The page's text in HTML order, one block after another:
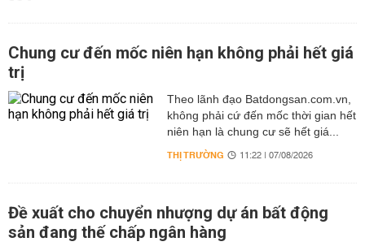
Chung cư đến mốc niên hạn không phải hết giá
trị
Theo lãnh đạo Batdongsan.com.vn,
không phải cứ đến mốc thời gian hết
niên hạn là chung cư sẽ hết giá...
THỊ TRƯỜNG 11:22 | 07/08/2026
Đề xuất cho chuyển nhượng dự án bất động
sản đang thế chấp ngân hàng